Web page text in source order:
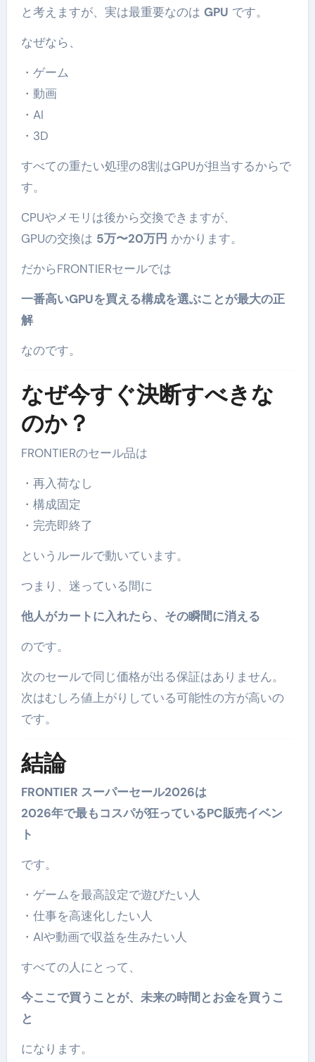
と考えますが、実は最重要なのは GPU です。
なぜなら、
・ゲーム
・動画
・AI
・3D
すべての重たい処理の8割はGPUが担当するからで
す。
CPUやメモリは後から交換できますが、
GPUの交換は 5万〜20万円 かかります。
だからFRONTIERセールでは
一番高いGPUを買える構成を選ぶことが最大の正
解
なのです。
なぜ今すぐ決断すべきな
のか？
FRONTIERのセール品は
・再入荷なし
・構成固定
・完売即終了
というルールで動いています。
つまり、迷っている間に
他人がカートに入れたら、その瞬間に消える
のです。
次のセールで同じ価格が出る保証はありません。
次はむしろ値上がりしている可能性の方が高いの
です。
結論
FRONTIER スーパーセール2026は
2026年で最もコスパが狂っているPC販売イベン
ト
です。
・ゲームを最高設定で遊びたい人
・仕事を高速化したい人
・AIや動画で収益を生みたい人
すべての人にとって、
今ここで買うことが、未来の時間とお金を買うこ
と
になります。